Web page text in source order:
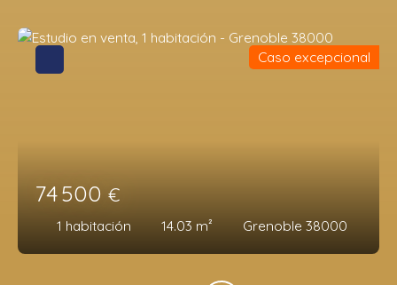
74 500 €
1 habitación 14.03 m² Grenoble 38000
Caso excepcional